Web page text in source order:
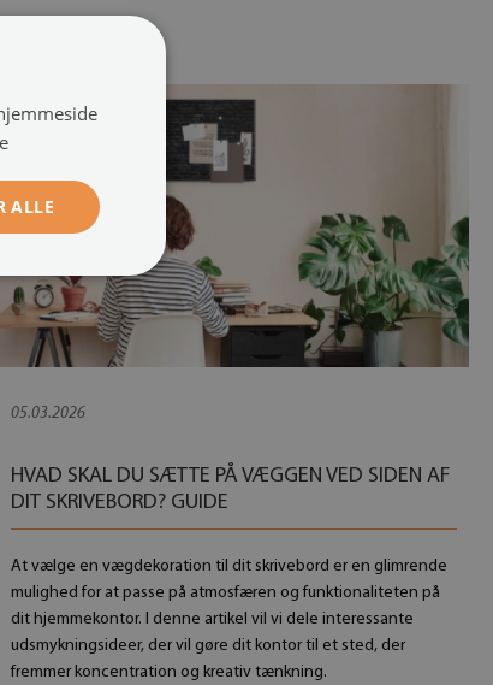
05.03.2026
HVAD SKAL DU SÆTTE PÅ VÆGGEN VED SIDEN AF ​​
DIT SKRIVEBORD? GUIDE
At vælge en vægdekoration til dit skrivebord er en glimrende
mulighed for at passe på atmosfæren og funktionaliteten på
dit hjemmekontor. I denne artikel vil vi dele interessante
udsmykningsideer, der vil gøre dit kontor til et sted, der
fremmer koncentration og kreativ tænkning.
ALLE